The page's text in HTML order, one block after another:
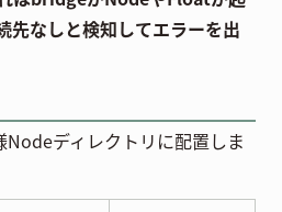
先なしと検知してエラーを出
ディレクトリに配置しま